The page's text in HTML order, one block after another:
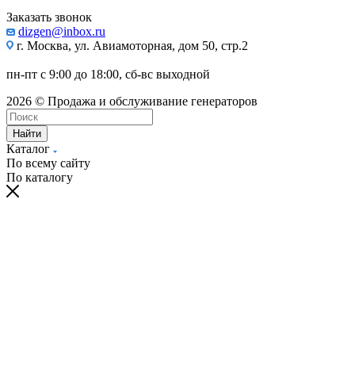
Заказать звонок
dizgen@inbox.ru
г. Москва, ул. Авиамоторная, дом 50, стр.2
пн-пт с 9:00 до 18:00, сб-вс выходной
2026 © Продажа и обслуживание генераторов
Найти
Каталог
По всему сайту
По каталогу